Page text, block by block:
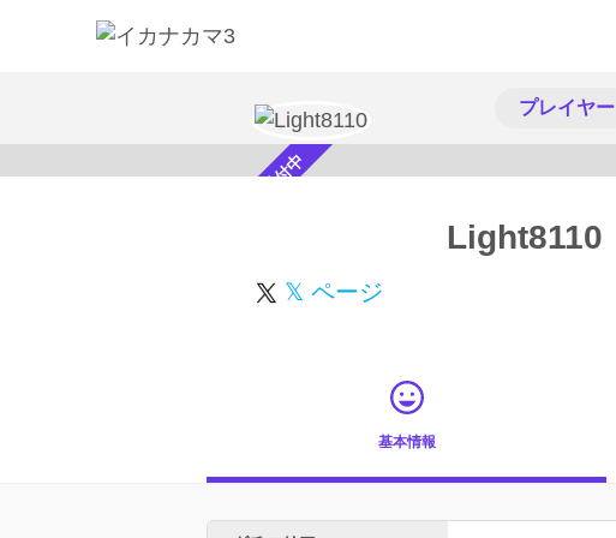
プレイヤー
スカウト受付中 Light8110
𝕏 ページ
基本情報